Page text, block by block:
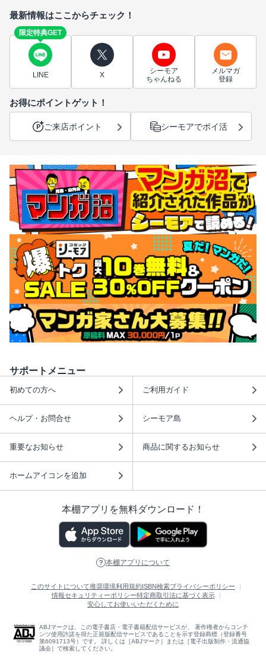
最新情報はここからチェック！
限定特典GET
LINE X
シーモア
ちゃんねる
メルマガ
登録
お得にポイントゲット！
ご来店ポイント シーモアでポイ活
サポートメニュー
初めての方へ ご利用ガイド
ヘルプ・お問合せ シーモア島
重要なお知らせ 商品に関するお知らせ
ホームアイコンを追加
本棚アプリを無料ダウンロード！
本棚アプリについて
このサイトについて推奨環境利用規約 ISBN検索プライバシーポリシー
情報セキュリティーポリシー特定商取引法に基づく表示
安心してお使いいただくために
ABJマークは、この電子書店・電子書籍配信サービスが、 著作権者からコンテ
ンツ使用許諾を得た正規版配信サービスであることを示す登録商標（登録番号
第6091713号）です。 詳しくは［ABJマーク］または［電子出版制作・流通協
議会］で検索してください。